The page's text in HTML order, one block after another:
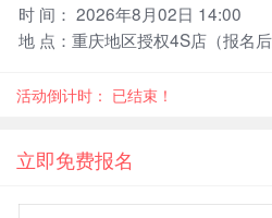
时 间： 2026年8月02日 14:00
地 点：重庆地区授权4S店（报名
活动倒计时： 已结束！
立即免费报名